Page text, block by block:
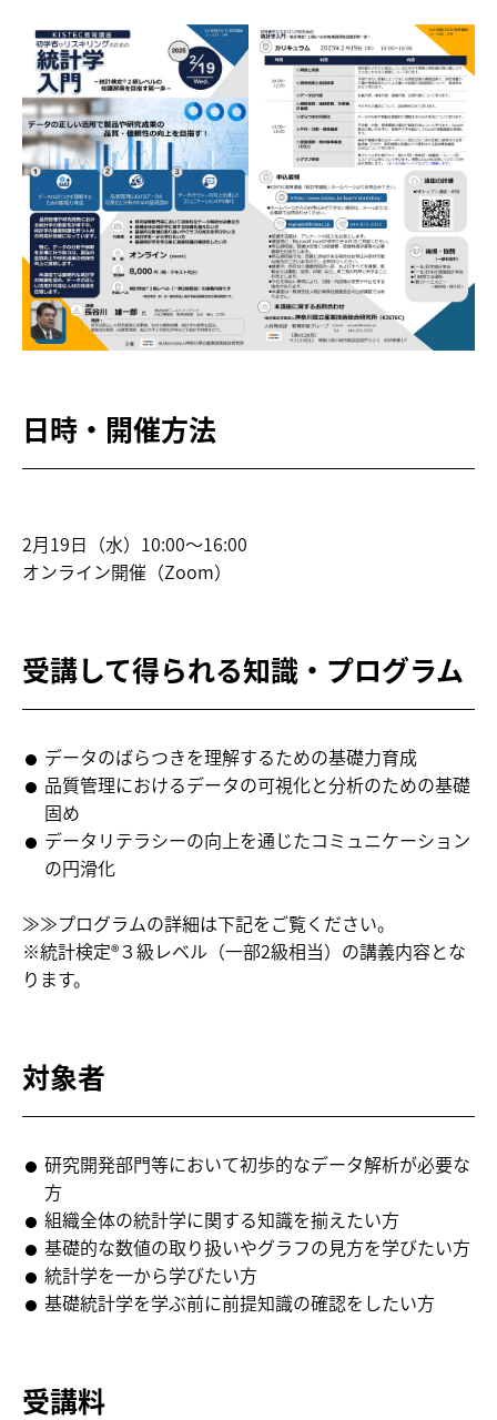
日時・開催方法
2月19日（水）10:00～16:00
オンライン開催（Zoom）
受講して得られる知識・プログラム
データのばらつきを理解するための基礎力育成
品質管理におけるデータの可視化と分析のための基礎
固め
データリテラシーの向上を通じたコミュニケーション
の円滑化
≫≫プログラムの詳細は下記をご覧ください。
※統計検定®３級レベル（一部2級相当）の講義内容とな
ります。
対象者
研究開発部門等において初歩的なデータ解析が必要な
方
組織全体の統計学に関する知識を揃えたい方
基礎的な数値の取り扱いやグラフの見方を学びたい方
統計学を一から学びたい方
基礎統計学を学ぶ前に前提知識の確認をしたい方
受講料